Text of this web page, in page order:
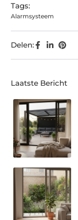
Tags:
Alarmsysteem
Delen:
Laatste Bericht